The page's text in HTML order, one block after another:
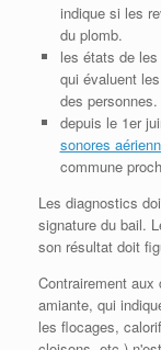
indique si les
du plomb.
les états de
qui évaluent
des personnes.
depuis le 1er
sonores
commune
Les diagnostics
signature du bail.
son résultat doit
Contrairement
amiante, qui
les flocages,